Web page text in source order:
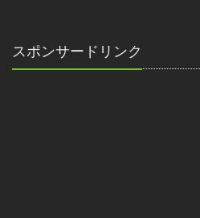
スポンサードリンク